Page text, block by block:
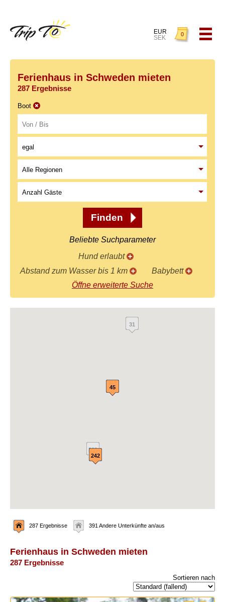
EUR
SEK
0
Ferienhaus in Schweden mieten
287 Ergebnisse
Boot
Beliebte Suchparameter
Hund erlaubt
Abstand zum Wasser bis 1 km
Babybett
Öffne erweiterte Suche
360
31
242
45
287 Ergebnisse 391 Andere Unterkünfte an/aus
Ferienhaus in Schweden mieten
287 Ergebnisse
Sortieren nach